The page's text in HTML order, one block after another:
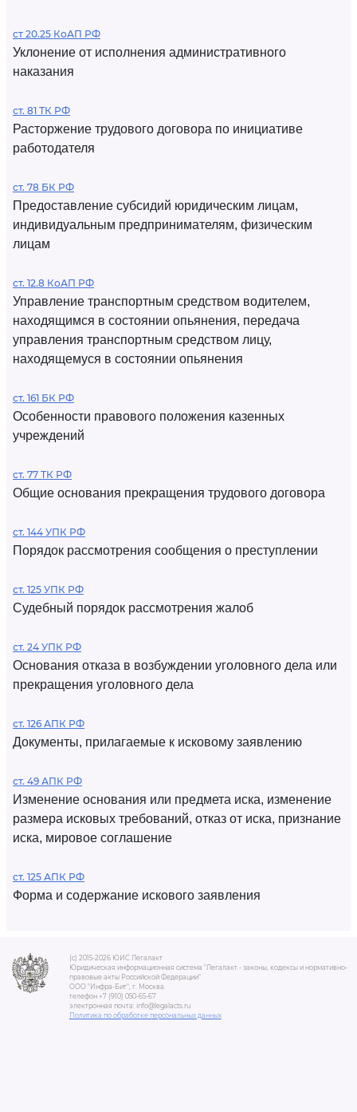
ст 20.25 КоАП РФ
Уклонение от исполнения административного
наказания
ст. 81 ТК РФ
Расторжение трудового договора по инициативе
работодателя
ст. 78 БК РФ
Предоставление субсидий юридическим лицам,
индивидуальным предпринимателям, физическим
лицам
ст. 12.8 КоАП РФ
Управление транспортным средством водителем,
находящимся в состоянии опьянения, передача
управления транспортным средством лицу,
находящемуся в состоянии опьянения
ст. 161 БК РФ
Особенности правового положения казенных
учреждений
ст. 77 ТК РФ
Общие основания прекращения трудового договора
ст. 144 УПК РФ
Порядок рассмотрения сообщения о преступлении
ст. 125 УПК РФ
Судебный порядок рассмотрения жалоб
ст. 24 УПК РФ
Основания отказа в возбуждении уголовного дела или
прекращения уголовного дела
ст. 126 АПК РФ
Документы, прилагаемые к исковому заявлению
ст. 49 АПК РФ
Изменение основания или предмета иска, изменение
размера исковых требований, отказ от иска, признание
иска, мировое соглашение
ст. 125 АПК РФ
Форма и содержание искового заявления
(c) 2015-2026 ЮИС Легалакт
Юридическая информационная система "Легалакт - законы, кодексы и нормативно-
правовые акты Российской Федерации"
ООО "Инфра-Бит", г. Москва.
телефон +7 (910) 050-65-67
электронная почта: info@legalacts.ru
Политика по обработке персональных данных